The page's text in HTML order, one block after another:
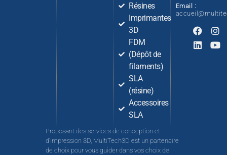
Résines
Imprimantes
3D
FDM
(Dépôt de
filaments)
SLA
(résine)
Accessoires
SLA
Email :
Proposant des services de conception et
d’impression 3D, MultiTech3D est un partenaire
de choix pour vous guider dans vos choix de